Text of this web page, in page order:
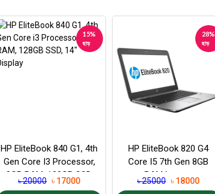
15%
ছাড়
HP EliteBook 840 G1, 4th
Gen Core I3 Processor,
8GB RAM, 128GB SSD,
14″ Display
৳ 20000 ৳ 17000
28%
ছাড়
HP EliteBook 820 G4
Core I5 7th Gen 8GB
RAM Laptop
৳ 25000 ৳ 18000